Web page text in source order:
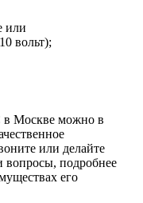
или
вольт);
в Москве можно в
или делайте
вопросы, подробнее
его